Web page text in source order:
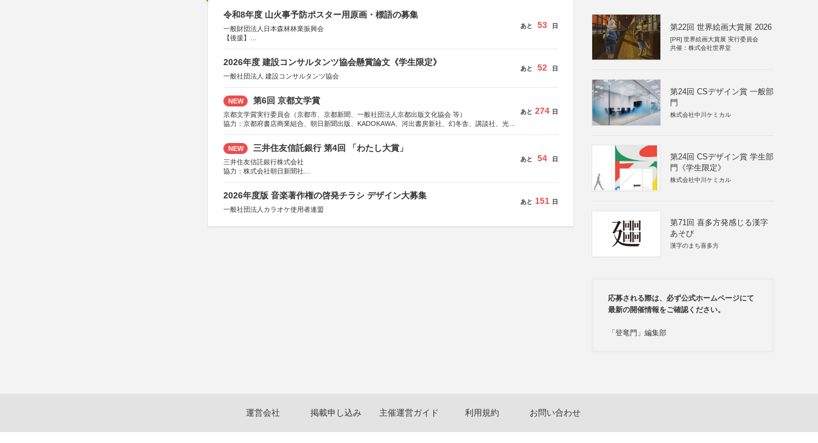
令和8年度 山火事予防ポスター用原画・標語の募集
一般財団法人日本森林林業振興会
【後援】
あと 53 日
2026年度 建設コンサルタンツ協会懸賞論文《学生限定》
一般社団法人 建設コンサルタンツ協会
あと 52 日
NEW 第6回 京都文学賞
京都文学賞実行委員会（京都市、京都新聞、一般社団法人京都出版文化協会 等）
協力：京都府書店商業組合、朝日新聞出版、KADOKAWA、河出書房新社、幻冬舎、講談社、光文
研究所、双葉社、文藝春秋、ポプラ社、毎日新聞出版
あと 274 日
NEW 三井住友信託銀行 第4回 「わたし大賞」
三井住友信託銀行株式会社
協力：株式会社朝日新聞社
あと 54 日
2026年度版 音楽著作権の啓発チラシ デザイン大募集
一般社団法人カラオケ使用者連盟
あと 151 日
第22回 世界絵画大賞展 2026
[PR] 世界絵画大賞展 実行委員会
共催：株式会社世界堂
第24回 CSデザイン賞 一般部
門
株式会社中川ケミカル
第24回 CSデザイン賞 学生部
門《学生限定》
株式会社中川ケミカル
第71回 喜多方発感じる漢字
あそび
漢字のまち喜多方
応募される際は、必ず公式ホームページにて
最新の開催情報をご確認ください。
「登竜門」編集部
運営会社 掲載申し込み 主催運営ガイド 利用規約 お問い合わせ